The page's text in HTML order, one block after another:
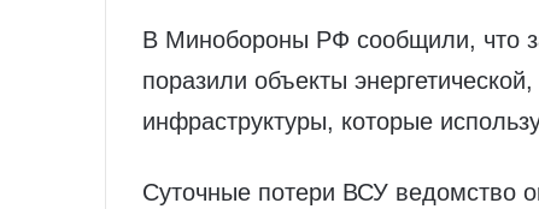
В Минобороны РФ сообщили, что
поразили объекты
инфраструктуры, которые
Суточные потери ВСУ ведомство